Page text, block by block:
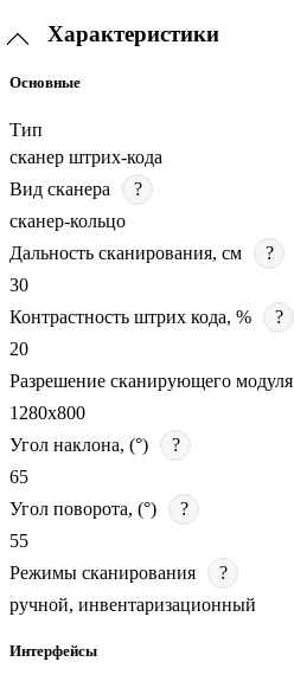
Характеристики
Основные
Тип
сканер штрих-кода
Вид сканера
?
сканер-кольцо
Дальность сканирования, см
?
30
Контрастность штрих кода, %
?
20
Разрешение сканирующего модуля
1280х800
Угол наклона, (°)
?
65
Угол поворота, (°)
?
55
Режимы сканирования
?
ручной, инвентаризационный
Интерфейсы